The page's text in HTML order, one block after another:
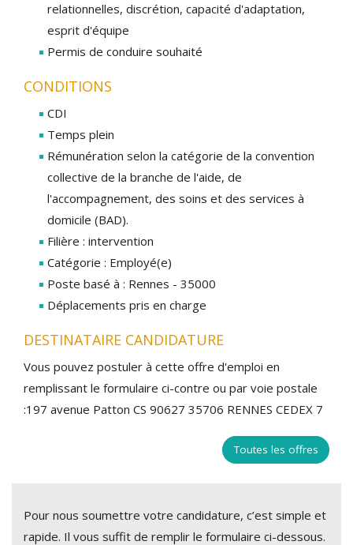
relationnelles, discrétion, capacité d'adaptation,
esprit d'équipe
Permis de conduire souhaité
CONDITIONS
CDI
Temps plein
Rémunération selon la catégorie de la convention
collective de la branche de l'aide, de
l'accompagnement, des soins et des services à
domicile (BAD).
Filière : intervention
Catégorie : Employé(e)
Poste basé à : Rennes - 35000
Déplacements pris en charge
DESTINATAIRE CANDIDATURE
Vous pouvez postuler à cette offre d'emploi en
remplissant le formulaire ci-contre ou par voie postale
:197 avenue Patton CS 90627 35706 RENNES CEDEX 7
Toutes les offres
Pour nous soumettre votre candidature, c’est simple et
rapide. Il vous suffit de remplir le formulaire ci-dessous.